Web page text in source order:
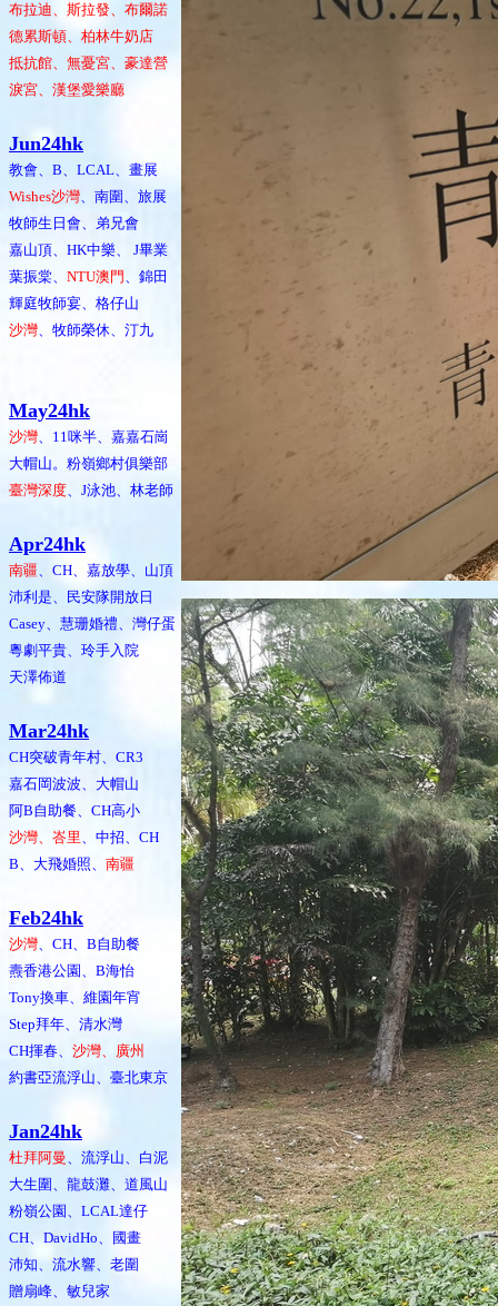
布拉迪、斯拉發、布爾諾
德累斯頓、柏林牛奶店
抵抗館、無憂宮、豪達營
淚宮、漢堡愛樂廳
Jun24hk
教會、B、LCAL、畫展
Wishes沙灣、南圍、旅展
牧師生日會、弟兄會
嘉山頂、HK中樂、 J畢業
葉振棠、 NTU澳門 、錦田
輝庭牧師宴、格仔山
沙灣、牧師榮休、汀九
May24hk
沙灣、11咪半、嘉嘉石崗
大帽山。粉嶺鄉村俱樂部
臺灣深度、J泳池、林老師
Apr24hk
南疆、CH、嘉放學、山頂
沛利是、民安隊開放日
Casey、慧珊婚禮、灣仔蛋
粵劇平貴、玲手入院
天澤佈道
Mar24hk
CH突破青年村、CR3
嘉石岡波波、大帽山
阿B自助餐、CH高小
沙灣、峇里、中招、CH
B、大飛婚照、 南疆
Feb24hk
沙灣、CH、B自助餐
燾香港公園、B海怡
Tony換車、維園年宵
Step拜年、清水灣
CH揮春、 沙灣、廣州
約書亞流浮山、臺北東京
Jan24hk
杜拜阿曼、流浮山、白泥
大生圍、龍鼓灘、道風山
粉嶺公園、LCAL達仔
CH、DavidHo、國畫
沛知、流水響、老圍
贈扇峰、敏兒家